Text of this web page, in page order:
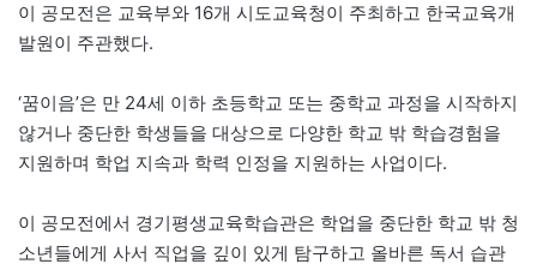
이 공모전은 교육부와 16개 시도교육청이 주최하고 한국교육개
발원이 주관했다.
‘꿈이음’은 만 24세 이하 초등학교 또는 중학교 과정을 시작하지
않거나 중단한 학생들을 대상으로 다양한 학교 밖 학습경험을
지원하며 학업 지속과 학력 인정을 지원하는 사업이다.
이 공모전에서 경기평생교육학습관은 학업을 중단한 학교 밖 청
소년들에게 사서 직업을 깊이 있게 탐구하고 올바른 독서 습관